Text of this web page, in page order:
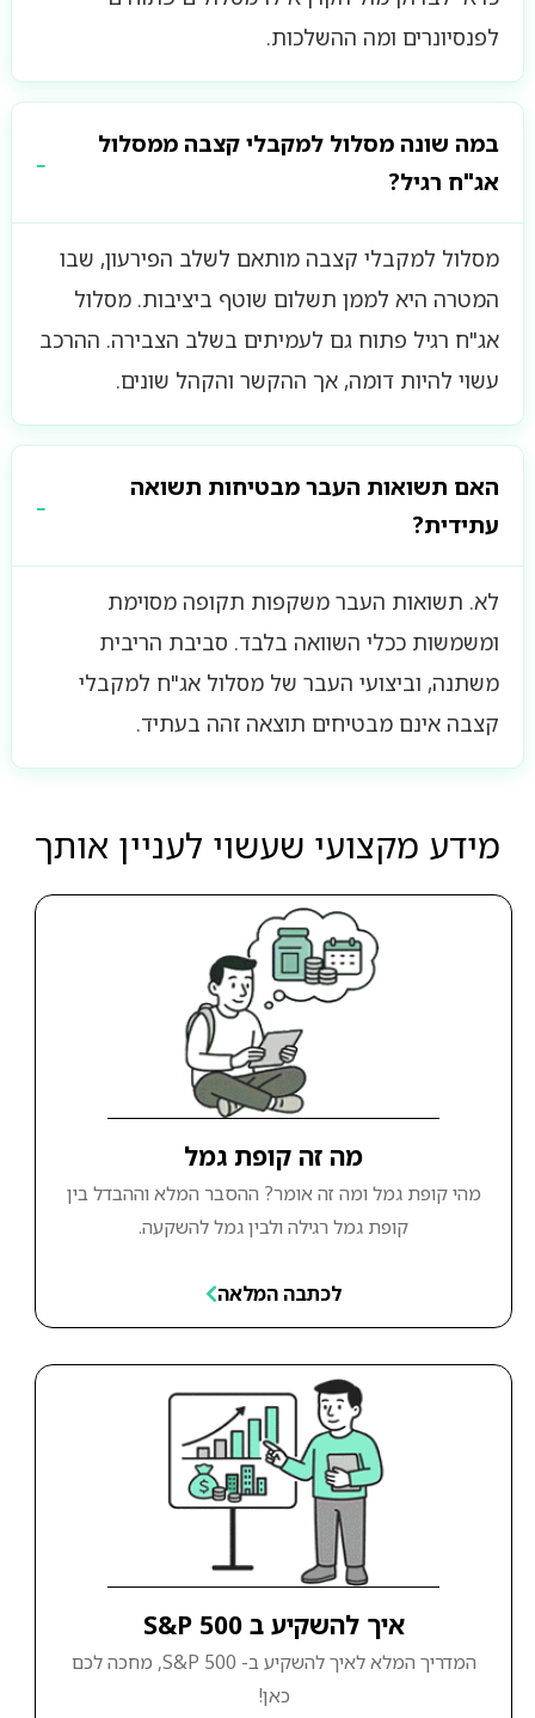
לפנסיונרים ומה ההשלכות.
במה שונה מסלול למקבלי קצבה ממסלול
אג"ח רגיל?
מסלול למקבלי קצבה מותאם לשלב הפירעון, שבו
המטרה היא לממן תשלום שוטף ביציבות. מסלול
אג"ח רגיל פתוח גם לעמיתים בשלב הצבירה. ההרכב
עשוי להיות דומה, אך ההקשר והקהל שונים.
האם תשואות העבר מבטיחות תשואה
עתידית?
לא. תשואות העבר משקפות תקופה מסוימת
ומשמשות ככלי השוואה בלבד. סביבת הריבית
משתנה, וביצועי העבר של מסלול אג"ח למקבלי
קצבה אינם מבטיחים תוצאה זהה בעתיד.
מידע מקצועי שעשוי לעניין אותך
מה זה קופת גמל
מהי קופת גמל ומה זה אומר? ההסבר המלא וההבדל בין
קופת גמל רגילה ולבין גמל להשקעה.
לכתבה המלאה
איך להשקיע ב S&P 500
המדריך המלא לאיך להשקיע ב- S&P 500, מחכה לכם
כאן!